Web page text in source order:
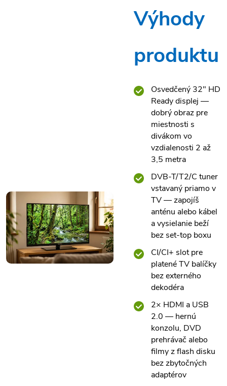
Výhody
produktu
Osvedčený 32" HD
Ready displej —
dobrý obraz pre
miestnosti s
divákom vo
vzdialenosti 2 až
3,5 metra
DVB-T/T2/C tuner
vstavaný priamo v
TV — zapojíš
anténu alebo kábel
a vysielanie beží
bez set-top boxu
CI/CI+ slot pre
platené TV balíčky
bez externého
dekodéra
2× HDMI a USB
2.0 — hernú
konzolu, DVD
prehrávač alebo
filmy z flash disku
bez zbytočných
adaptérov